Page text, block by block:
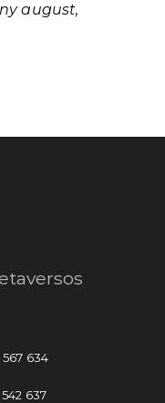
august,
567 634
542 637